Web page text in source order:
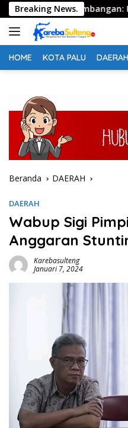
Langsung
ke
konten
Breaking News.
Pertambangan: Palu
HOME KOTA PALU DAERAH
Beranda DAERAH
DAERAH
Wabup Sigi
Anggaran
Karebasulteng
Januari 7, 2024